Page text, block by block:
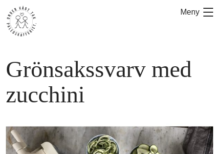
innehåll
Meny
Grönsakssvarv med
zucchini